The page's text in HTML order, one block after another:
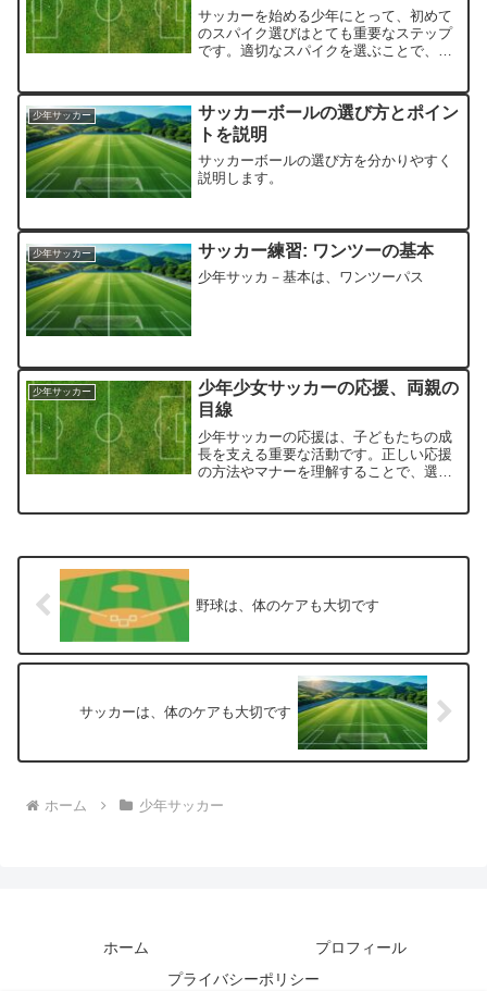
サッカーを始める少年にとって、初めて
のスパイク選びはとても重要なステップ
です。適切なスパイクを選ぶことで、プ
てのスパイク選びに役立つポイントを紹
介します。スパイクの選び...
少年サッカー
サッカーボールの選び方とポイン
トを説明
サッカーボールの選び方を分かりやすく
説明します。
少年サッカー サッカー練習: ワンツーの基本
少年サッカ－基本は、ワンツーパス
少年サッカー
少年少女サッカーの応援、両親の
目線
少年サッカーの応援は、子どもたちの成
長を支える重要な活動です。正しい応援
の方法やマナーを理解することで、選手
野球は、体のケアも大切です
サッカーは、体のケアも大切です
ホーム 少年サッカー
ホーム
プロフィール
プライバシーポリシー